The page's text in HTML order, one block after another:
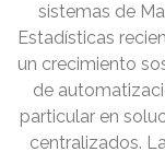
sistemas de
Estadísticas
un crecimiento
de
particular en
centralizados.